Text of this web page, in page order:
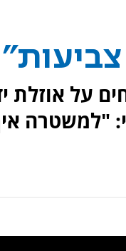
על
"למשטרה